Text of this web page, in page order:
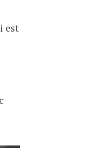
est